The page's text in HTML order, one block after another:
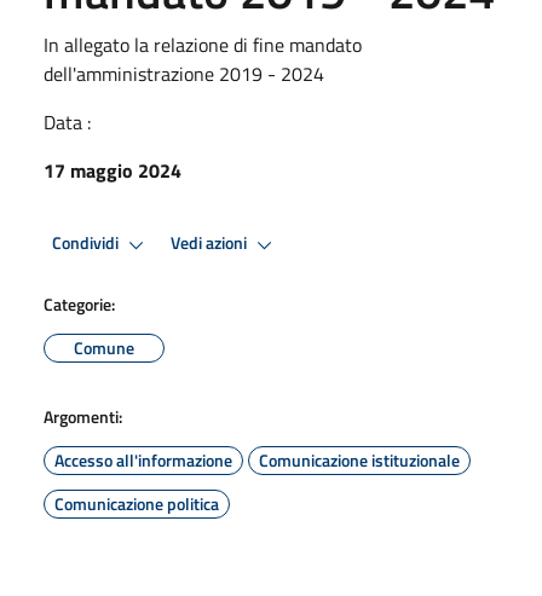
In allegato la relazione di fine mandato
dell'amministrazione 2019 - 2024
Data :
17 maggio 2024
Condividi Vedi azioni
Categorie:
Comune
Argomenti:
Accesso all'informazione
Comunicazione istituzionale
Comunicazione politica